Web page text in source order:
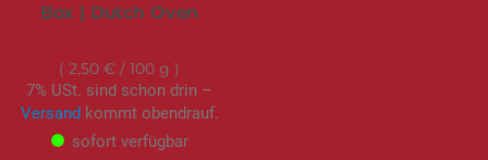
Box | Dutch Oven
2,50 € / 100 g
7% USt. sind schon drin –
Versand kommt obendrauf.
sofort verfügbar